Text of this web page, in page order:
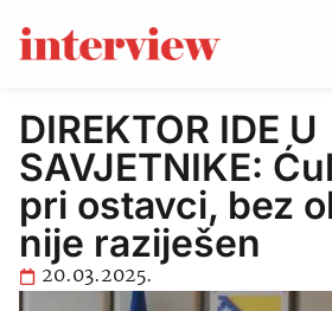
DIREKTOR IDE U
SAVJETNIKE:
pri ostavci, bez
nije raziješen
20.03.2025.